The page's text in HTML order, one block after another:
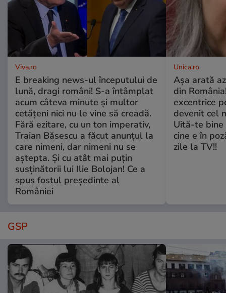
Viva.ro
E breaking news-ul începutului de
lună, dragi români! S-a întâmplat
acum câteva minute și multor
cetățeni nici nu le vine să creadă.
Fără ezitare, cu un ton imperativ,
Traian Băsescu a făcut anunțul la
care nimeni, dar nimeni nu se
aștepta. Și cu atât mai puțin
susținătorii lui Ilie Bolojan! Ce a
spus fostul președinte al
României
Unica.ro
Așa arată
din
excentrice
devenit cel
Uită-te bine
cine e în
zile la TV!!
GSP